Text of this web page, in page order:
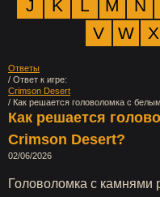
J
K L M N
V
W X
Ответы
/ Ответ к игре:
Crimson Desert
/ Как решается головоломка с
Как решается
Crimson Desert?
02/06/2026
Головоломка с камнями